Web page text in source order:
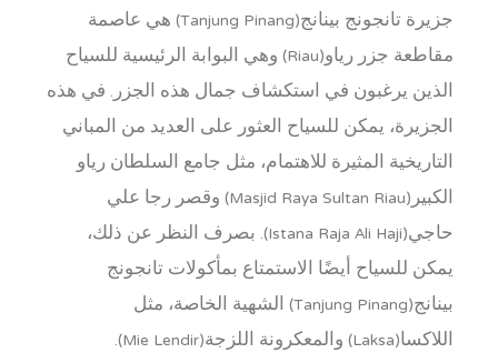
جزيرة تانجونج بينانج(Tanjung Pinang) هي عاصمة
مقاطعة جزر رياو(Riau) وهي البوابة الرئيسية للسياح
الذين يرغبون في استكشاف جمال هذه الجزر. في هذه
الجزيرة، يمكن للسياح العثور على العديد من المباني
التاريخية المثيرة للاهتمام، مثل جامع السلطان رياو
الكبير(Masjid Raya Sultan Riau) وقصر رجا علي
حاجي(Istana Raja Ali Haji). بصرف النظر عن ذلك،
يمكن للسياح أيضًا الاستمتاع بمأكولات تانجونج
بينانج(Tanjung Pinang) الشهية الخاصة، مثل
اللاكسا(Laksa) والمعكرونة اللزجة(Mie Lendir).